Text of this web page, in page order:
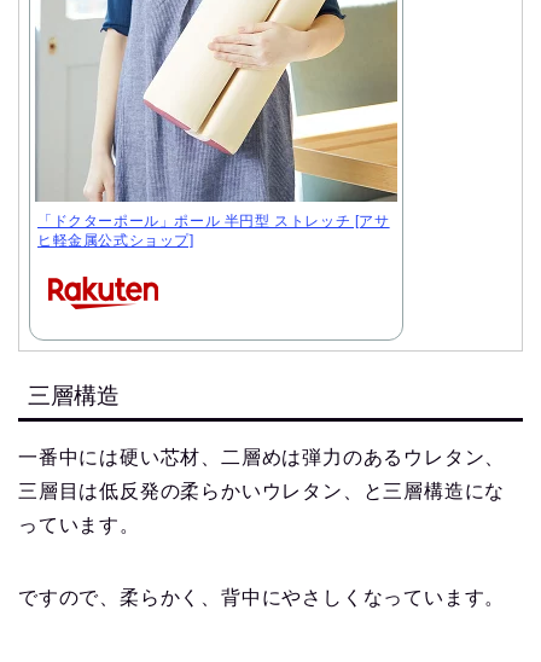
「ドクターポール」ポール 半円型 ストレッチ [アサ
ヒ軽金属公式ショップ]
三層構造
一番中には硬い芯材、二層めは弾力のあるウレタン、
三層目は低反発の柔らかいウレタン、と三層構造にな
っています。
ですので、柔らかく、背中にやさしくなっています。